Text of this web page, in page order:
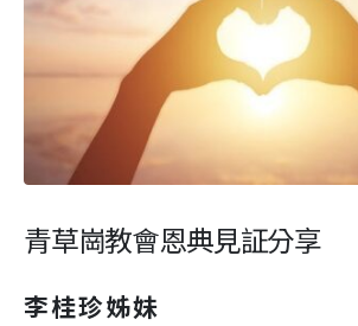
青草崗教會恩典見証分享
李桂珍姊妹